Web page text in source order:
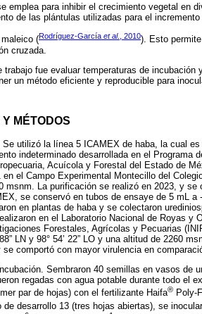
emplea para inhibir el crecimiento vegetal en
de las plántulas utilizadas para el
(Rodríguez-García et al., 2010). Esto
cruzada.
trabajo fue evaluar temperaturas de
un método eficiente y reproducible para
MÉTODOS
Se utilizó la línea 5 ICAMEX de haba, la cual
indeterminado desarrollada en el
Acuícola y Forestal del Estado de
el Campo Experimental Montecillo del
msnm. La purificación se realizó en 2023, y
se conservó en tubos de ensaye de 5 mL
en plantas de haba y se colectaron
en el Laboratorio Nacional de Royas y
Forestales, Agrícolas y Pecuarias
LN y 98° 54’ 22” LO y una altitud de 2260
comportó con mayor virulencia en
Sembraron 40 semillas en vasos de
regadas con agua potable durante todo el
par de hojas) con el fertilizante Haifa® Poly-
de desarrollo 13 (tres hojas abiertas), se